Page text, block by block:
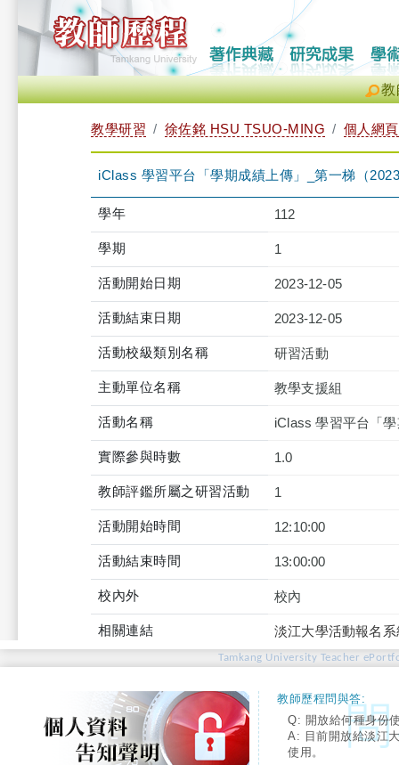
教
教學研習 徐佐銘 HSU TSUO-MING 個人網頁
iClass 學習平台「學期成績上傳」_第一梯（
學年 112
學期 1
活動開始日期 2023-12-05
活動結束日期 2023-12-05
活動校級類別名稱 研習活動
主動單位名稱 教學支援組
活動名稱 iClass 學習平台「
實際參與時數 1.0
教師評鑑所屬之研習活動 1
活動開始時間 12:10:00
活動結束時間 13:00:00
校內外 校內
相關連結 淡江大學活動報名
Tamkang University Teacher
教師歷程問與答:
Q: 開放給何種身份
A: 目前開放給淡江
使用。